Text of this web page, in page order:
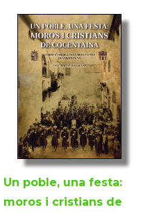
Un poble, una festa:
moros i cristians de